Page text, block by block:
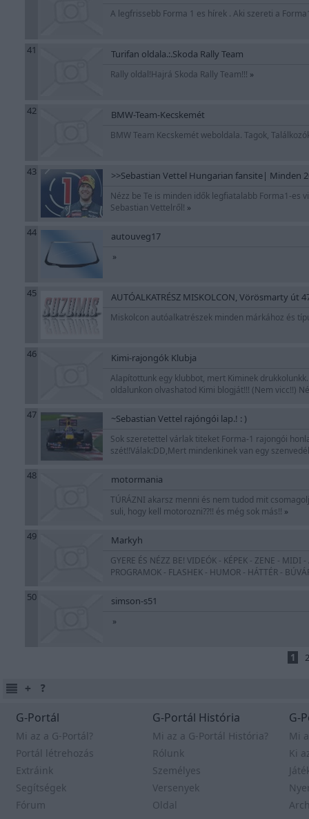
A legfrissebb Forma 1 es hírek . Aki szereti a
41 Turifan oldala.:.Skoda Rally Team
Rally oldal!Hajrá Skoda Rally Team!!! »
42 BMW-Team-Kecskemét
BMW Team Kecskemét weboldala. Tagok,
43 >>Sebastian Vettel Hungarian fansite| Minden
Nézz be Te is minden idők legfiatalabb Forma1-
Sebastian Vettelről! »
44 autouveg17
»
45 AUTÓALKATRÉSZ MISKOLCON, Vörösmarty út
Miskolcon autóalkatrészek minden márkához és
46 Kimi-rajongók Klubja
Alapítottunk egy klubbot, mert Kiminek
oldalunkon olvashatod Kimi blogját!!! (Nem vicc!!)
47 ~Sebastian Vettel rajóngói lap.! : )
Sok szeretettel várlak titeket Forma-1 rajongói
szét!!Válak:DD,Mert mindenkinek van egy
48 motormania
TÚRÁZNI akarsz menni és nem tudod mit
suli, hogy kell motorozni??!! és még sok más!! »
49 Markyh
GYERE ÉS NÉZZ BE! VIDEÓK - KÉPEK - ZENE -
PROGRAMOK - FLASHEK - HUMOR - HÁTTÉR -
50 simson-s51
»
1 2
G-Portál
Mi az a G-Portál?
Portál létrehozás
Extráink
Segítségek
Fórum
G-Portál História
Mi az a G-Portál História?
Rólunk
Személyes
Versenyek
Oldal
G-
Mi
Ki